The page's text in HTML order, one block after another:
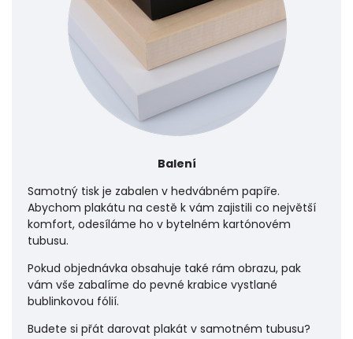
Balení
Samotný tisk je zabalen v hedvábném papíře.
Abychom plakátu na cestě k vám zajistili co největší
komfort, odesíláme ho v bytelném kartónovém
tubusu.
Pokud objednávka obsahuje také rám obrazu, pak
vám vše zabalíme do pevné krabice vystlané
bublinkovou fólií.
Budete si přát darovat plakát v samotném tubusu?